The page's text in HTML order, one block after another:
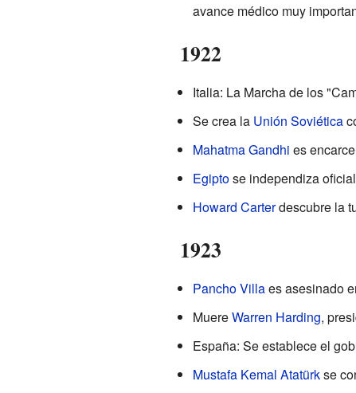
avance médico muy
1922
Italia: La Marcha de los
Se crea la Unión Soviética
Mahatma Gandhi es
Egiptose independiza
Howard Carterdescubre la
1923
Pancho Villaes asesinado
MuereWarren Harding,
España: Se establece el
Mustafa Kemal Atatürkse